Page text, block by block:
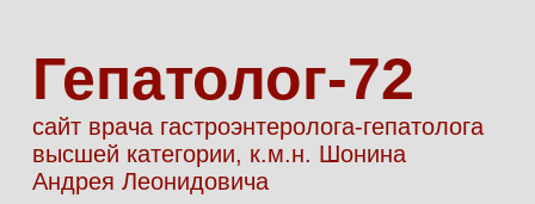
Гепатолог-72
сайт врача гастроэнтеролога-гепатолога
высшей категории, к.м.н. Шонина
Андрея Леонидовича